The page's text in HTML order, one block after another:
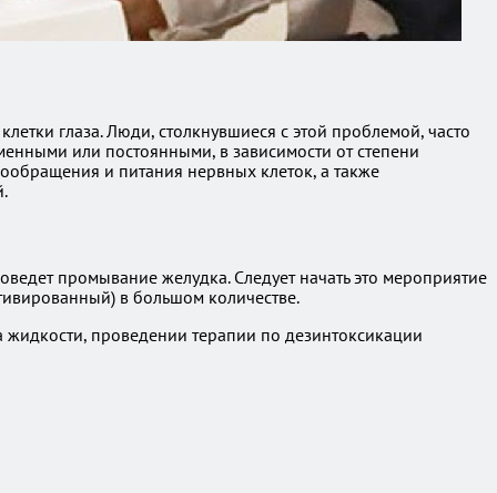
глаза. Люди, столкнувшиеся с этой проблемой, часто
или постоянными, в зависимости от степени
и питания нервных клеток, а также
промывание желудка. Следует начать это мероприятие
в большом количестве.
проведении терапии по дезинтоксикации